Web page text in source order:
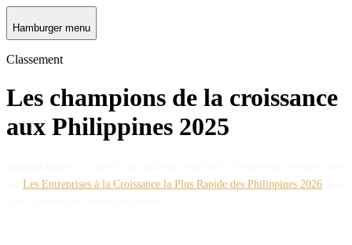
Hamburger menu
Classement
Les champions de la croissance
aux Philippines 2025
Les Entreprises à la Croissance la Plus Rapide des Philippines 2026